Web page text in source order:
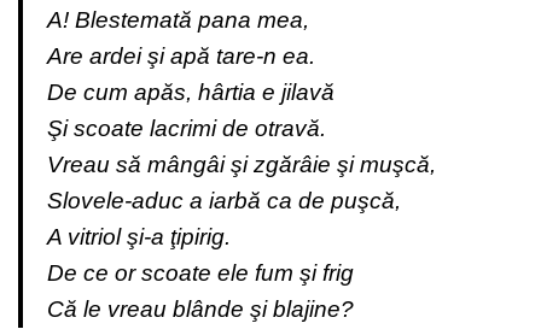
A! Blestemată pana mea,
Are ardei şi apă tare-n ea.
De cum apăs, hârtia e jilavă
Şi scoate lacrimi de otravă.
Vreau să mângâi şi zgărâie şi muşcă,
Slovele-aduc a iarbă ca de puşcă,
A vitriol şi-a ţipirig.
De ce or scoate ele fum şi frig
Că le vreau blânde şi blajine?